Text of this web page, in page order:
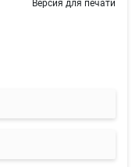
Версия для печати